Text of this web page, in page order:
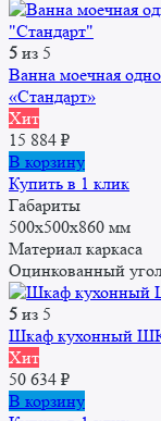
5 из 5
Ванна моечная
«Стандарт»
Хит
15 884 ₽
В корзину
Купить в 1 клик
Габариты
500x500x860 мм
Материал каркаса
Оцинкованный
5 из 5
Шкаф кухонный
Хит
50 634 ₽
В корзину